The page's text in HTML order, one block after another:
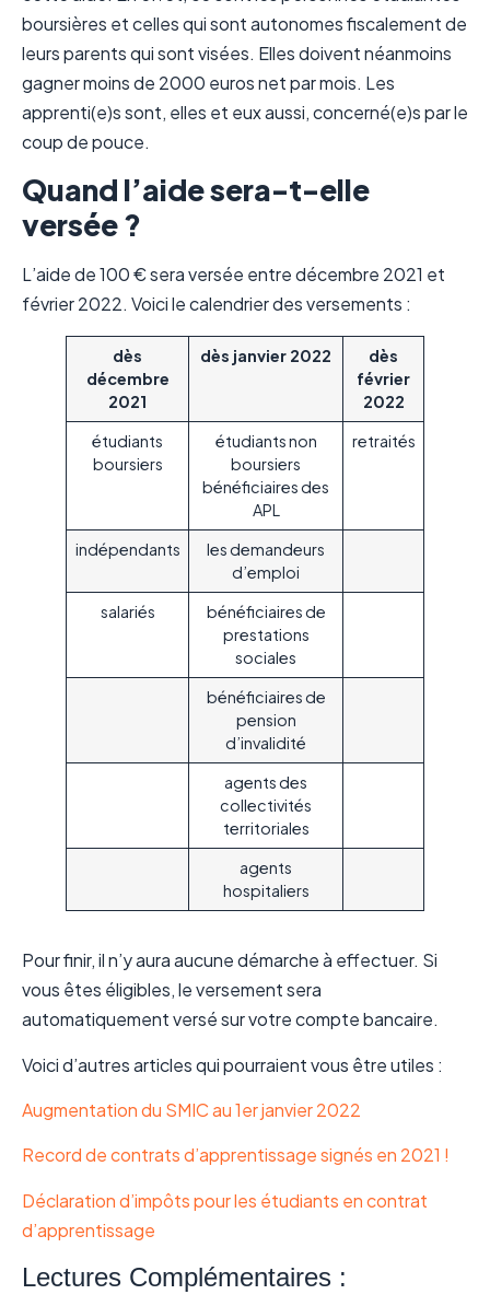
boursières et celles qui sont autonomes fiscalement de
leurs parents qui sont visées. Elles doivent néanmoins
gagner moins de 2000 euros net par mois. Les
apprenti(e)s sont, elles et eux aussi, concerné(e)s par le
coup de pouce.
Quand l’aide sera-t-elle
versée ?
L’aide de 100 € sera versée entre décembre 2021 et
février 2022. Voici le calendrier des versements :
dès
décembre
2021
dès janvier 2022
dès
février
2022
étudiants
boursiers
étudiants non
boursiers
bénéficiaires des
APL
retraités
indépendants
les demandeurs
d’emploi
salariés
bénéficiaires de
prestations
sociales
bénéficiaires de
pension
d’invalidité
agents des
collectivités
territoriales
agents
hospitaliers
Pour finir, il n’y aura aucune démarche à effectuer. Si
vous êtes éligibles, le versement sera
automatiquement versé sur votre compte bancaire.
Voici d’autres articles qui pourraient vous être utiles :
Augmentation du SMIC au 1er janvier 2022
Record de contrats d’apprentissage signés en 2021 !
Déclaration d’impôts pour les étudiants en contrat
d’apprentissage
Lectures Complémentaires :